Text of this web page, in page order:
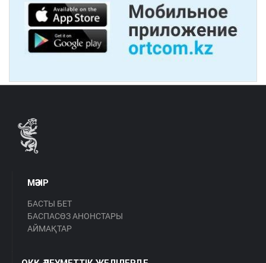
МӘЗІР
БАСТЫ БЕТ
БАСПАСӨЗ АНОНСТАРЫ
АЙМАҚТАР